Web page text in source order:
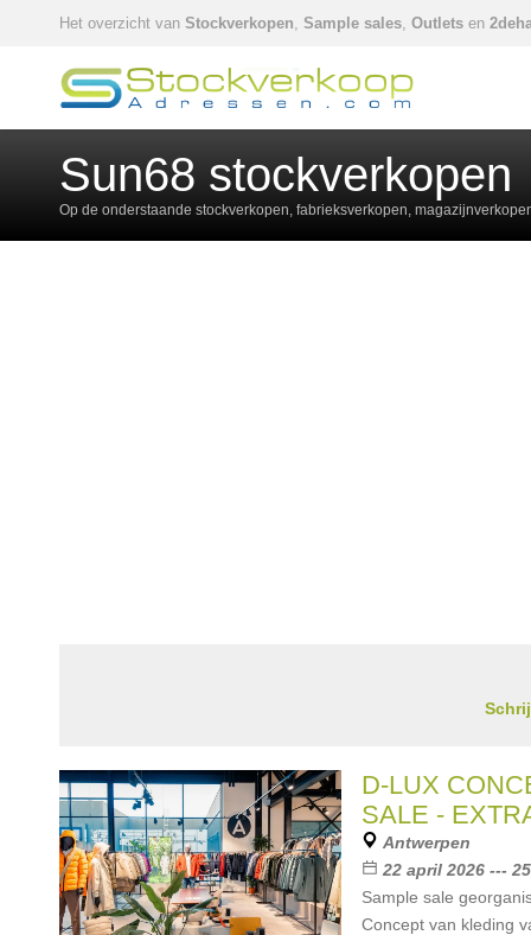
Het overzicht van Stockverkopen, Sample sales, Outlets en
Sun68 stockverkopen
Op de onderstaande stockverkopen, fabrieksverkopen,
D-LUX
SALE -
Antwerpen
22 april 2026 ---
Sample sale
Concept van kleding